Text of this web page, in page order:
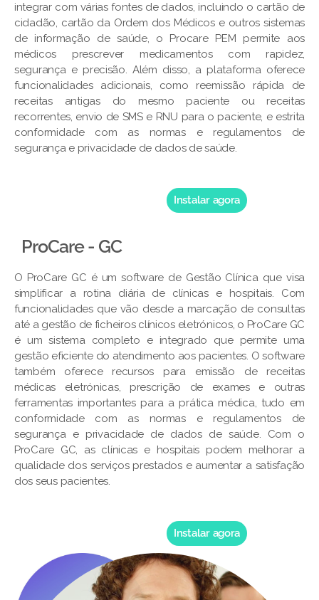
integrar com várias fontes de dados, incluindo o cartão de
cidadão, cartão da Ordem dos Médicos e outros sistemas
de informação de saúde, o Procare PEM permite aos
médicos prescrever medicamentos com rapidez,
segurança e precisão. Além disso, a plataforma oferece
funcionalidades adicionais, como reemissão rápida de
receitas antigas do mesmo paciente ou receitas
recorrentes, envio de SMS e RNU para o paciente, e estrita
conformidade com as normas e regulamentos de
segurança e privacidade de dados de saúde.
Instalar agora
ProCare - GC
O ProCare GC é um software de Gestão Clínica que visa
simplificar a rotina diária de clínicas e hospitais. Com
funcionalidades que vão desde a marcação de consultas
até a gestão de ficheiros clínicos eletrónicos, o ProCare GC
é um sistema completo e integrado que permite uma
gestão eficiente do atendimento aos pacientes. O software
também oferece recursos para emissão de receitas
médicas eletrónicas, prescrição de exames e outras
ferramentas importantes para a prática médica, tudo em
conformidade com as normas e regulamentos de
segurança e privacidade de dados de saúde. Com o
ProCare GC, as clínicas e hospitais podem melhorar a
qualidade dos serviços prestados e aumentar a satisfação
dos seus pacientes.
Instalar agora